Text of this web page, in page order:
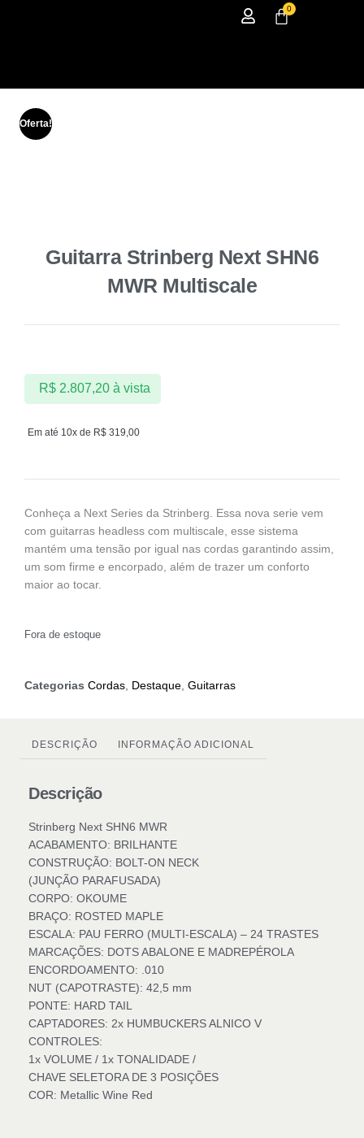
0
Oferta!
Guitarra Strinberg Next SHN6
MWR Multiscale
Em até 10x de R$ 319,00
R$2.807,20 à vista
Conheça a Next Series da Strinberg. Essa nova serie vem
com guitarras headless com multiscale, esse sistema
mantém uma tensão por igual nas cordas garantindo assim,
um som firme e encorpado, além de trazer um conforto
maior ao tocar.
Fora de estoque
Categorias Cordas Destaque Guitarras
DESCRIÇÃO INFORMAÇÃO ADICIONAL
Descrição
Strinberg Next SHN6 MWR
ACABAMENTO: BRILHANTE
CONSTRUÇÃO: BOLT-ON NECK
(JUNÇÃO PARAFUSADA)
CORPO: OKOUME
BRAÇO: ROSTED MAPLE
ESCALA: PAU FERRO (MULTI-ESCALA) – 24 TRASTES
MARCAÇÕES: DOTS ABALONE E MADREPÉROLA
ENCORDOAMENTO: .010
NUT (CAPOTRASTE): 42,5 mm
PONTE: HARD TAIL
CAPTADORES: 2x HUMBUCKERS ALNICO V
CONTROLES:
1x VOLUME / 1x TONALIDADE /
CHAVE SELETORA DE 3 POSIÇÕES
COR: Metallic Wine Red